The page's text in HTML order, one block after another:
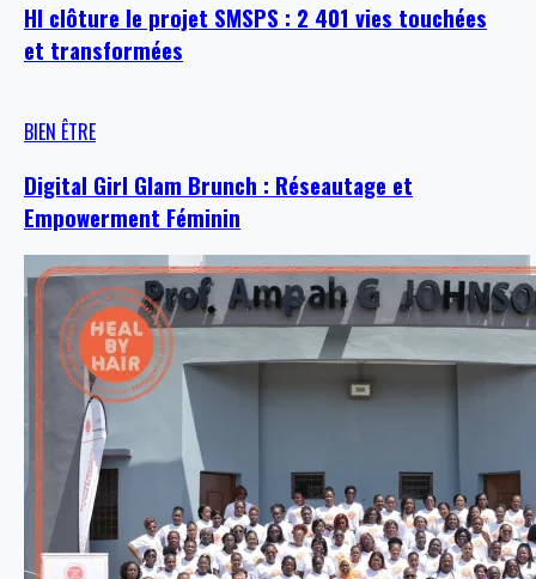
HI clôture le projet SMSPS : 2 401 vies touchées
et transformées
BIEN ÊTRE
Digital Girl Glam Brunch : Réseautage et
Empowerment Féminin